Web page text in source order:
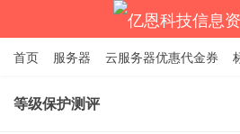
首页 服务器 云服务器优惠代金券
等级保护测评